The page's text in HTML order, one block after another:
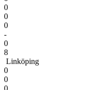
0
0
0
-
0
8
Linköping
0
0
0